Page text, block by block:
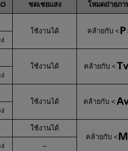
ชดเชยแสง โหมดถ่ายภา
ใช้งานได้
คล้ายกับ
ใช้งานได้
คล้ายกับ
ใช้งานได้
คล้ายกับ
ใช้งานได้
คล้ายกับ
–